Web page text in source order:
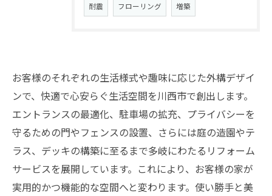
耐震 フローリング 増築
お客様のそれぞれの生活様式や趣味に応じた外構デザイ
ンで、快適で心安らぐ生活空間を川西市で創出します。
エントランスの最適化、駐車場の拡充、プライバシーを
守るための門やフェンスの設置、さらには庭の造園やテ
ラス、デッキの構築に至るまで多岐にわたるリフォーム
サービスを展開しています。これにより、お客様の家が
実用的かつ機能的な空間へと変わります。使い勝手と美